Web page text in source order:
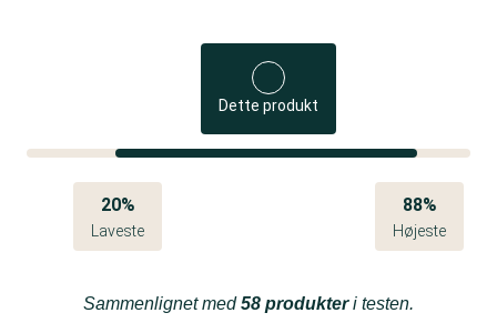
Dette produkt
20%
Laveste
88%
Højeste
Sammenlignet med58 produkteri testen.